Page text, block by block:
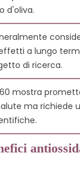
d'oliva.
a lungo
di ricerca.
mostra
ma richiede